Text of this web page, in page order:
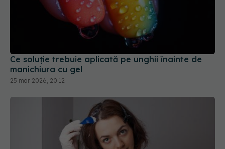
Ce soluție trebuie aplicată pe unghii înainte de
manichiura cu gel
25 mar 2026, 20:12